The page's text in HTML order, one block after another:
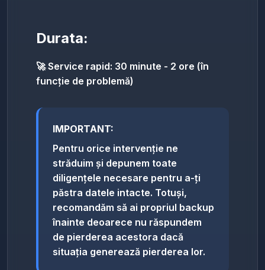
Durata:
🚀 Service rapid: 30 minute - 2 ore (în
funcție de problemă)
IMPORTANT:
Pentru orice intervenție ne
străduim și depunem toate
diligențele necesare pentru a-ți
păstra datele intacte. Totuși,
recomandăm să ai propriul backup
înainte deoarece nu răspundem
de pierderea acestora dacă
situația generează pierderea lor.